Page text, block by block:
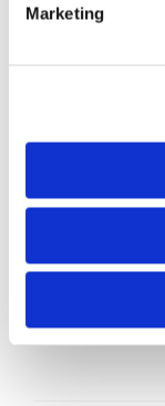
Marketing
rapporti
La sentenza
su un tema di
nell'ambito
rapporto tra